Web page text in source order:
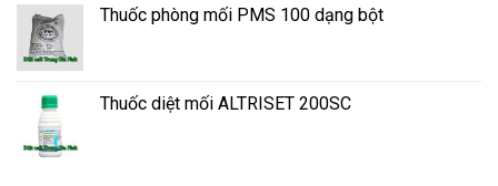
Thuốc phòng mối PMS 100 dạng bột
Thuốc diệt mối ALTRISET 200SC